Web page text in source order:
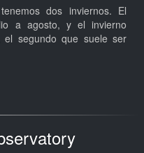
dos inviernos. El
a agosto, y el invierno
el segundo que suele ser